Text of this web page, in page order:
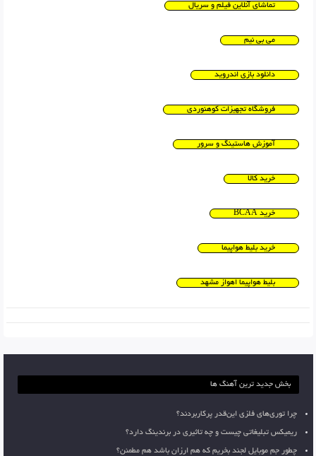
تماشای آنلاین فیلم و سریال
می بی نیم
دانلود بازی اندروید
فروشگاه تجهیزات کوهنوردی
آموزش هاستینگ و سرور
خرید کالا
خرید BCAA
خرید بلیط هواپیما
بلیط هواپیما اهواز مشهد
بخش جدید ترین آهنگ ها
چرا توری‌های فلزی این‌قدر پرکاربردند؟
ریمیکس تبلیغاتی چیست و چه تاثیری در برندینگ دارد؟
چطور جم موبایل لجند بخریم که هم ارزان باشد هم مطمئن؟